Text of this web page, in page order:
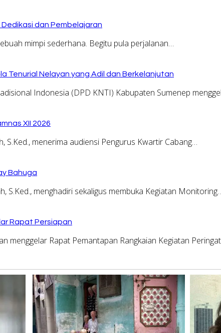
Dedikasi dan Pembelajaran
mimpi sederhana. Begitu pula perjalanan…
Tenurial Nelayan yang Adil dan Berkelanjutan
Indonesia (DPD KNTI) Kabupaten Sumenep
XII 2026
S.Ked., menerima audiensi Pengurus Kwartir Cabang…
Bahuga
S.Ked., menghadiri sekaligus membuka Kegiatan
Rapat Persiapan
menggelar Rapat Pemantapan Rangkaian Kegiatan